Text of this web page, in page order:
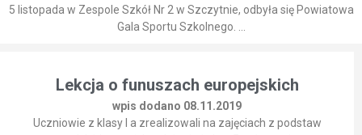
5 listopada w Zespole Szkół Nr 2 w Szczytnie, odbyła się Powiatowa
Gala Sportu Szkolnego. ...
Lekcja o funuszach europejskich
wpis dodano 08.11.2019
Uczniowie z klasy I a zrealizowali na zajęciach z podstaw